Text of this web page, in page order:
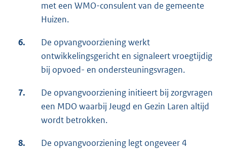
met een WMO-consulent van de gemeente
Huizen.
6.
De opvangvoorziening werkt
ontwikkelingsgericht en signaleert vroegtijdig
bij opvoed- en ondersteuningsvragen.
7.
De opvangvoorziening initieert bij zorgvragen
een MDO waarbij Jeugd en Gezin Laren altijd
wordt betrokken.
8.
De opvangvoorziening legt ongeveer 4